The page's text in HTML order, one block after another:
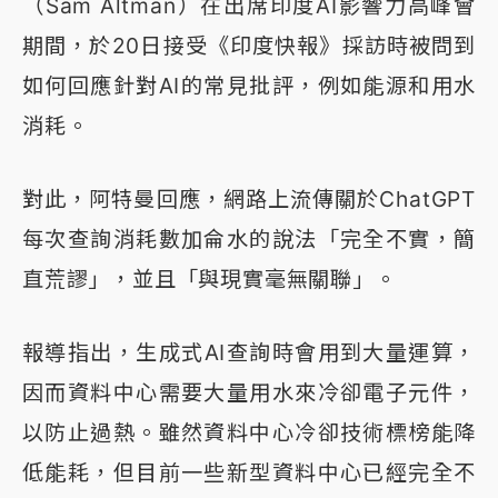
（Sam Altman）在出席印度AI影響力高峰會
期間，於20日接受《印度快報》採訪時被問到
如何回應針對AI的常見批評，例如能源和用水
消耗。
對此，阿特曼回應，網路上流傳關於ChatGPT
每次查詢消耗數加侖水的說法「完全不實，簡
直荒謬」，並且「與現實毫無關聯」。
報導指出，生成式AI查詢時會用到大量運算，
因而資料中心需要大量用水來冷卻電子元件，
以防止過熱。雖然資料中心冷卻技術標榜能降
低能耗，但目前一些新型資料中心已經完全不